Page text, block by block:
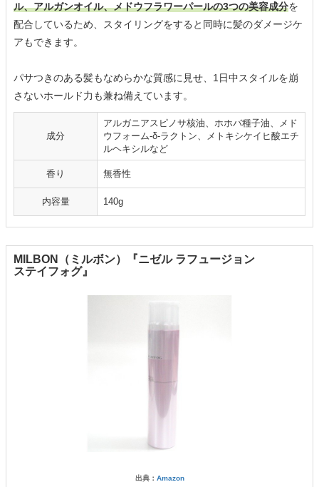
ル、アルガンオイル、メドウフラワーパールの3つの美容成分を
配合しているため、スタイリングをすると同時に髪のダメージケ
アもできます。
パサつきのある髪もなめらかな質感に見せ、1日中スタイルを崩
さないホールド力も兼ね備えています。
成分
アルガニアスピノサ核油、ホホバ種子油、メド
ウフォーム-δ-ラクトン、メトキシケイヒ酸エチ
ルヘキシルなど
香り 無香性
内容量 140g
MILBON（ミルボン）『ニゼル ラフュージョン
ステイフォグ』
出典： Amazon